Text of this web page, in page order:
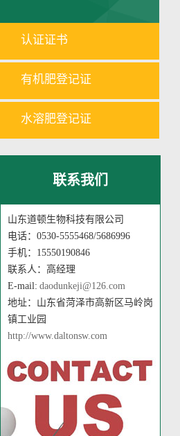
认证证书
有机肥登记证
水溶肥登记证
联系我们
山东道顿生物科技有限公司
电话：0530-5555468/5686996
手机：15550190846
联系人：高经理
E-mail: daodunkeji@126.com
地址：山东省菏泽市高新区马岭岗
镇工业园
http://www.daltonsw.com